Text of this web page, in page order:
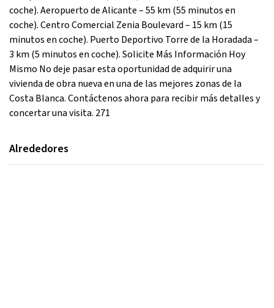
coche). Aeropuerto de Alicante – 55 km (55 minutos en
coche). Centro Comercial Zenia Boulevard – 15 km (15
minutos en coche). Puerto Deportivo Torre de la Horadada –
3 km (5 minutos en coche). Solicite Más Información Hoy
Mismo No deje pasar esta oportunidad de adquirir una
vivienda de obra nueva en una de las mejores zonas de la
Costa Blanca. Contáctenos ahora para recibir más detalles y
concertar una visita. 271
Alrededores